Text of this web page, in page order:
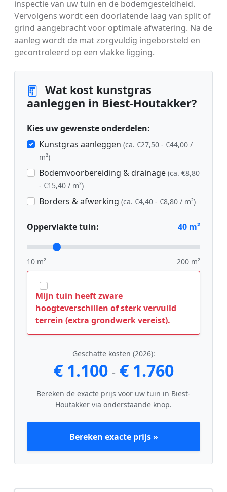
inspectie van uw tuin en de bodemgesteldheid.
Vervolgens wordt een doorlatende laag van split of
grind aangebracht voor optimale afwatering. Na de
aanleg wordt de mat zorgvuldig ingeborsteld en
gecontroleerd op een vlakke ligging.
Wat kost kunstgras
aanleggen in Biest-Houtakker?
Kies uw gewenste onderdelen:
Kunstgras aanleggen (ca. €27,50 - €44,00 /
m²)
Bodemvoorbereiding & drainage (ca. €8,80
- €15,40 / m²)
Borders & afwerking (ca. €4,40 - €8,80 / m²)
Oppervlakte tuin: 40 m²
10 m² 200 m²
Mijn tuin heeft zware
hoogteverschillen of sterk vervuild
terrein (extra grondwerk vereist).
Geschatte kosten (2026):
€ 1.100 - € 1.760
Bereken de exacte prijs voor uw tuin in Biest-
Houtakker via onderstaande knop.
Bereken exacte prijs »